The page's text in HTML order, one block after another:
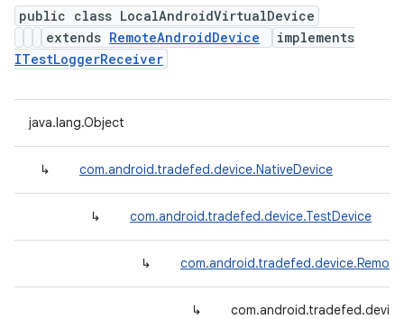
public class LocalAndroidVirtualDevice
extends RemoteAndroidDevice
implements
ITestLoggerReceiver
java.lang.Object
↳ com.android.tradefed.device.NativeDevice
↳ com.android.tradefed.device.TestDevice
↳
↳